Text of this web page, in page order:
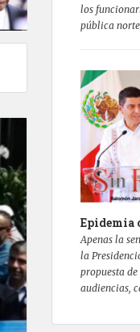
los
pública
Epidemia
Apenas la
la
propuesta
audiencias,